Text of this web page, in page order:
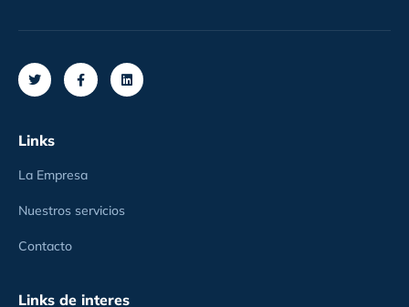
Links
La Empresa
Nuestros servicios
Contacto
Links de interes